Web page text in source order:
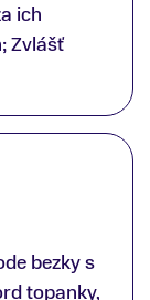
ich
Zvlášť
za
značka
prístupu k
nových
Z
bezky s
topanky,